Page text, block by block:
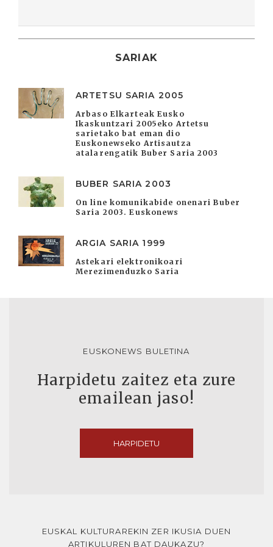
SARIAK
ARTETSU SARIA 2005
Arbaso Elkarteak Eusko
Ikaskuntzari 2005eko Artetsu
sarietako bat eman dio
Euskonewseko Artisautza
atalarengatik Buber Saria 2003
BUBER SARIA 2003
On line komunikabide onenari Buber
Saria 2003. Euskonews
ARGIA SARIA 1999
Astekari elektronikoari
Merezimenduzko Saria
EUSKONEWS BULETINA
Harpidetu zaitez eta zure
emailean jaso!
HARPIDETU
EUSKAL KULTURAREKIN ZER IKUSIA DUEN
ARTIKULUREN BAT DAUKAZU?